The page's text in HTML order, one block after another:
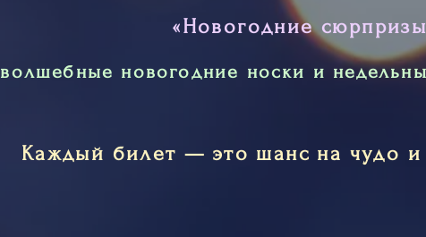
«Новогодние
волшебные новогодние носки и
Каждый билет — это шанс на чудо и